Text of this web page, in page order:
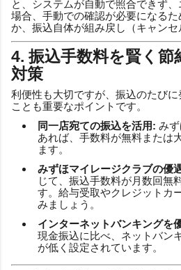
と、システムが自動で照合できず
場合、手動での確認が必要になる
か、振込自体が組み戻し（キャンセ
4. 振込手数料を賢く節
対策
利便性も大切ですが、振込のたび
ことも重要なポイントです。
同一店宛ての振込を活用: み
あれば、手数料が無料または
ます。
みずほマイレージクラブの優
じて、振込手数料が月数回無
す。給与受取やクレジットカ
みましょう。
インターネットバンキングを
現金振込に比べ、ネットバン
が低く設定されています。